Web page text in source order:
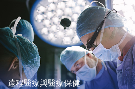
遠程醫療與醫療保健